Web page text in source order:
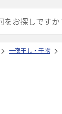
一夜干し・干物